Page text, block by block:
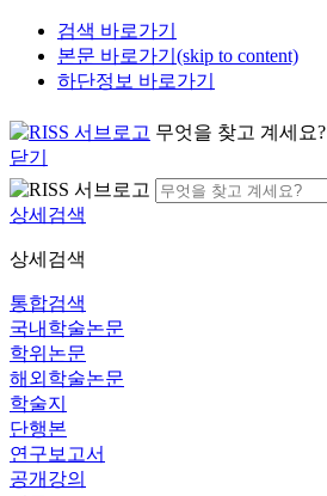
검색 바로가기
본문 바로가기(skip to content)
하단정보 바로가기
무엇을 찾고 계세요?
닫기
상세검색
상세검색
통합검색
국내학술논문
학위논문
해외학술논문
학술지
단행본
연구보고서
공개강의